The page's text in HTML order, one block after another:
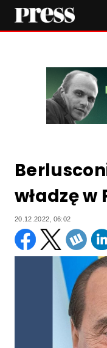
władzę w
20.12.2022, 06:02